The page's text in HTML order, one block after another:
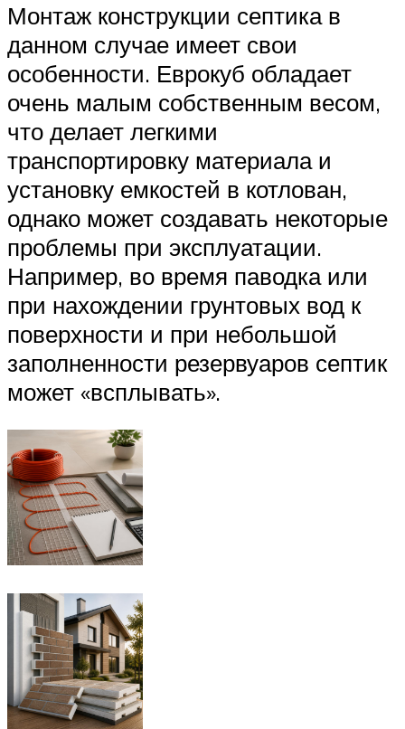
Монтаж конструкции септика в
данном случае имеет свои
особенности. Еврокуб обладает
очень малым собственным весом,
что делает легкими
транспортировку материала и
установку емкостей в котлован,
однако может создавать некоторые
проблемы при эксплуатации.
Например, во время паводка или
при нахождении грунтовых вод к
поверхности и при небольшой
заполненности резервуаров септик
может «всплывать».